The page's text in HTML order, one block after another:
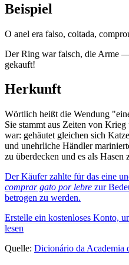
Beispiel
O anel era falso, coitada,
Der Ring war falsch, die Arme
gekauft!
Herkunft
Wörtlich heißt die Wendung
Sie stammt aus Zeiten von
war: gehäutet gleichen sich
und unehrliche Händler
zu überdecken und es als Hasen
Der Käufer zahlte für das eine
comprar gato por lebre zur
betrogen zu werden.
Erstelle ein kostenloses Konto,
lesen
Quelle: Dicionário da Academia